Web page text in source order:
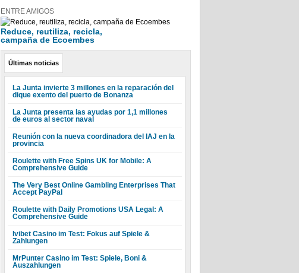
ENTRE AMIGOS
Reduce, reutiliza, recicla,
campaña de Ecoembes
Últimas noticias
La Junta invierte 3 millones en la reparación del
dique exento del puerto de Bonanza
La Junta presenta las ayudas por 1,1 millones
de euros al sector naval
Reunión con la nueva coordinadora del IAJ en la
provincia
Roulette with Free Spins UK for Mobile: A
Comprehensive Guide
The Very Best Online Gambling Enterprises That
Accept PayPal
Roulette with Daily Promotions USA Legal: A
Comprehensive Guide
Ivibet Casino im Test: Fokus auf Spiele &
Zahlungen
MrPunter Casino im Test: Spiele, Boni &
Auszahlungen